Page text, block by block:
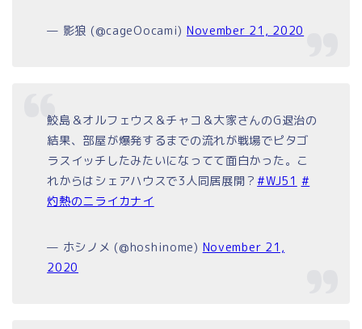
— 影狼 (@cageOocami) November 21, 2020
鮫島＆オルフェウス＆チャコ＆大家さんのG退治の
結果、部屋が爆発するまでの流れが戦場でピタゴ
ラスイッチしたみたいになってて面白かった。こ
れからはシェアハウスで3人同居展開？#WJ51 #
灼熱のニライカナイ
— ホシノメ (@hoshinome) November 21,
2020